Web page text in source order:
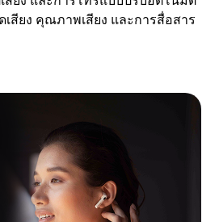
สียง คุณภาพเสียง และการสื่อสาร